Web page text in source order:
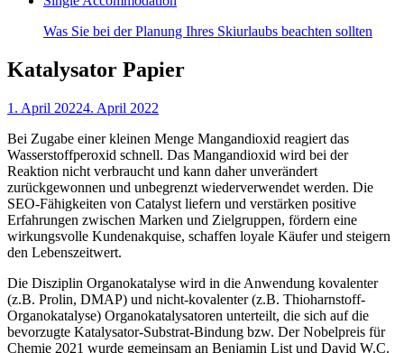
Was Sie bei der Planung Ihres Skiurlaubs beachten sollten
Katalysator Papier
1. April 20224. April 2022
Bei Zugabe einer kleinen Menge Mangandioxid reagiert das
Wasserstoffperoxid schnell. Das Mangandioxid wird bei der
Reaktion nicht verbraucht und kann daher unverändert
zurückgewonnen und unbegrenzt wiederverwendet werden. Die
SEO-Fähigkeiten von Catalyst liefern und verstärken positive
Erfahrungen zwischen Marken und Zielgruppen, fördern eine
wirkungsvolle Kundenakquise, schaffen loyale Käufer und steigern
den Lebenszeitwert.
Die Disziplin Organokatalyse wird in die Anwendung kovalenter
(z.B. Prolin, DMAP) und nicht-kovalenter (z.B. Thioharnstoff-
Organokatalyse) Organokatalysatoren unterteilt, die sich auf die
bevorzugte Katalysator-Substrat-Bindung bzw. Der Nobelpreis für
Chemie 2021 wurde gemeinsam an Benjamin List und David W.C.